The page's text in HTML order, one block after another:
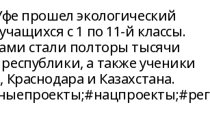
прошел экологический
с 1 по 11-й классы.
стали полторы тысячи
а также ученики
и Казахстана.